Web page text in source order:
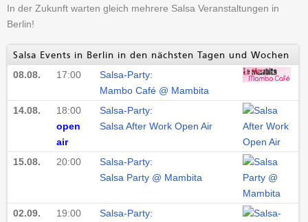
In der Zukunft warten gleich mehrere Salsa Veranstaltungen in
Berlin!
Salsa Events in Berlin in den nächsten Tagen und Wochen
08.08. 17:00
Salsa-Party:
Mambo Café @ Mambita
14.08.
18:00
open
air
Salsa-Party:
Salsa After Work Open Air
15.08. 20:00
Salsa-Party:
Salsa Party @ Mambita
02.09. 19:00
Salsa-Party: